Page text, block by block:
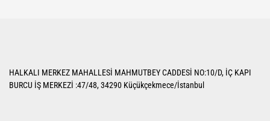
Ürün açıklamasında eksik bilgiler bulunuyor.
HALKALI MERKEZ MAHALLESİ MAHMUTBEY CADDESİ NO:10/D, İÇ KAPI
BURCU İŞ MERKEZİ :47/48, 34290 Küçükçekmece/İstanbul